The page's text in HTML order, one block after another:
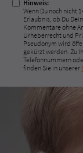
Hinweis:
Wenn Du noch nicht
Erlaubnis, ob Du
Kommentare ohne
Urheberrecht und
Pseudonym wird
gekürzt werden. Zu
Telefonnummern
finden Sie in unserer